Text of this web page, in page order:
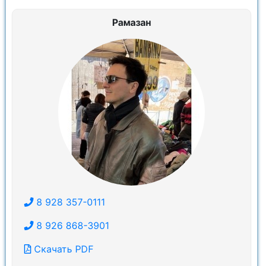
Рамазан
8 928 357-0111
8 926 868-3901
Скачать PDF